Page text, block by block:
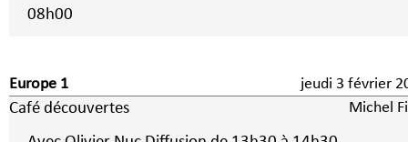
08h00
Europe 1 jeudi 3 février
Café découvertes Michel